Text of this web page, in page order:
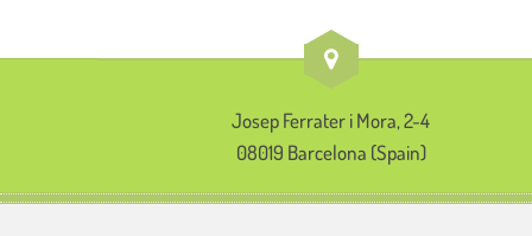
Josep Ferrater i Mora, 2-4
08019 Barcelona (Spain)